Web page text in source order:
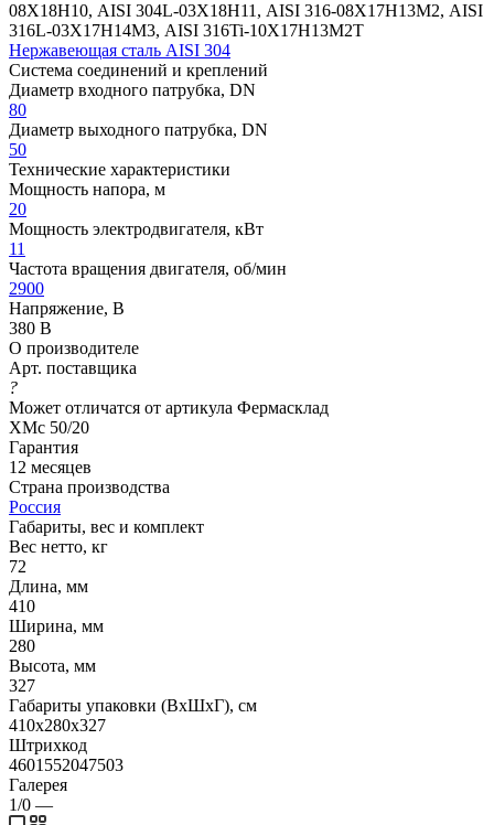
08Х18Н10, AISI 304L-03Х18Н11, AISI 316-08Х17Н13М2, AISI
316L-03Х17Н14М3, AISI 316Ti-10Х17Н13М2Т
Нержавеющая сталь AISI 304
Система соединений и креплений
Диаметр входного патрубка, DN
80
Диаметр выходного патрубка, DN
50
Технические характеристики
Мощность напора, м
20
Мощность электродвигателя, кВт
11
Частота вращения двигателя, об/мин
2900
Напряжение, В
380 В
О производителе
Арт. поставщика
?
Может отличатся от артикула Фермасклад
ХМс 50/20
Гарантия
12 месяцев
Страна производства
Россия
Габариты, вес и комплект
Вес нетто, кг
72
Длина, мм
410
Ширина, мм
280
Высота, мм
327
Габариты упаковки (ВхШхГ), см
410х280х327
Штрихкод
4601552047503
Галерея
1/0 —